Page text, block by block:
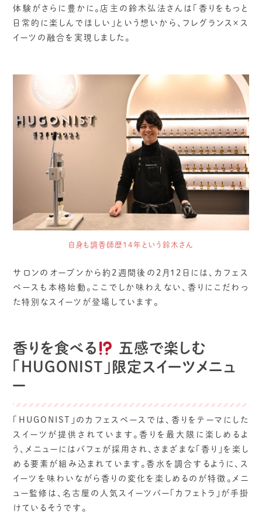
体験がさらに豊かに。店主の鈴木弘法さんは「香りをもっと
日常的に楽しんでほしい」という想いから、フレグランス×ス
イーツの融合を実現しました。
自身も調香師歴14年という鈴木さん
サロンのオープンから約2週間後の2月12日には、カフェス
ペースも本格始動。ここでしか味わえない、香りにこだわっ
た特別なスイーツが登場しています。
香りを食べる
五感で楽しむ
「HUGONIST」限定スイーツメニュ
ー
「HUGONIST」のカフェスペースでは、香りをテーマにした
スイーツが提供されています。香りを最大限に楽しめるよ
う、メニューにはパフェが採用され、さまざまな「香り」を楽し
める要素が組み込まれています。香水を調合するように、ス
イーツを味わいながら香りの変化を楽しめるのが特徴。メニ
ュー監修は、名古屋の人気スイーツバー「カフェトラ」が手掛
けているそうです。